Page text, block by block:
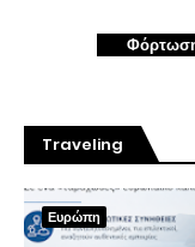
Traveling
Ευρώπη